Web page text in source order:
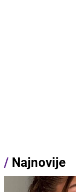
/ Najnovije